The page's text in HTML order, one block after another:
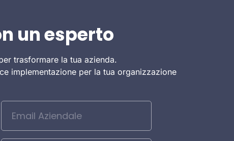
un esperto
trasformare la tua azienda.
implementazione per la tua organizzazione